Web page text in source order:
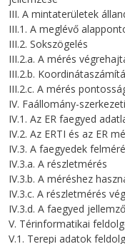
III. A mintaterületek
III.1. A meglévő
III.2. Sokszögelés
III.2.a. A mérés
III.2.b.
III.2.c. A mérés
IV. Faállomány-
IV.1. Az ER faegyed
IV.2. Az ERTI és az ER
IV.3. A faegyedek
IV.3.a. A részletmérés
IV.3.b. A méréshez
IV.3.c. A részletmérés
IV.3.d. A faegyed
V. Térinformatikai
V.1. Terepi adatok